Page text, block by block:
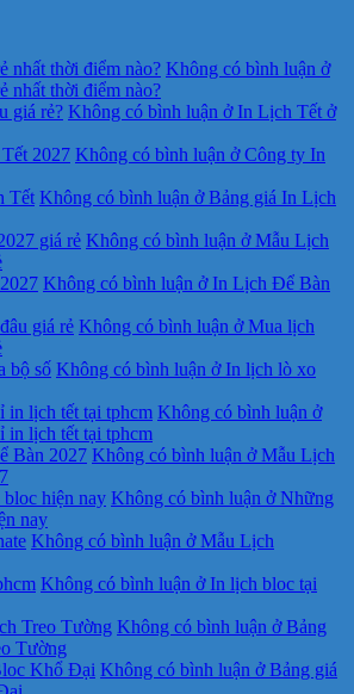
nhất thời điểm nào? Không có bình luận ở
nhất thời điểm nào?
giá rẻ? Không có bình luận ở In Lịch Tết ở
2027 Không có bình luận ở Công ty In
Tết Không có bình luận ở Bảng giá In Lịch
giá rẻ Không có bình luận ở Mẫu Lịch
Không có bình luận ở In Lịch Để Bàn
giá rẻ Không có bình luận ở Mua lịch
bộ số Không có bình luận ở In lịch lò xo
in lịch tết tại tphcm Không có bình luận ở
in lịch tết tại tphcm
Bàn 2027 Không có bình luận ở Mẫu Lịch
hiện nay Không có bình luận ở Những
nay
Không có bình luận ở Mẫu Lịch
Không có bình luận ở In lịch bloc tại
Treo Tường Không có bình luận ở Bảng
Tường
Khổ Đại Không có bình luận ở Bảng giá